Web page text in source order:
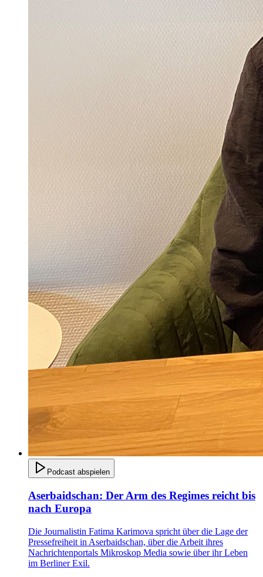
Podcast abspielen
Aserbaidschan: Der Arm des Regimes reicht bis
nach Europa
Die Journalistin Fatima Karimova spricht über die Lage der
Pressefreiheit in Aserbaidschan, über die Arbeit ihres
Nachrichtenportals Mikroskop Media sowie über ihr Leben
im Berliner Exil.